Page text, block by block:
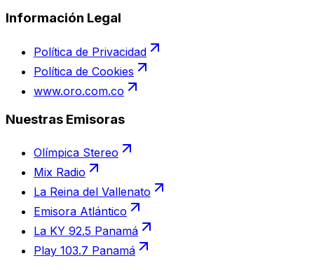
Información Legal
Política de Privacidad
Política de Cookies
www.oro.com.co
Nuestras Emisoras
Olímpica Stereo
Mix Radio
La Reina del Vallenato
Emisora Atlántico
La KY 92.5 Panamá
Play 103.7 Panamá